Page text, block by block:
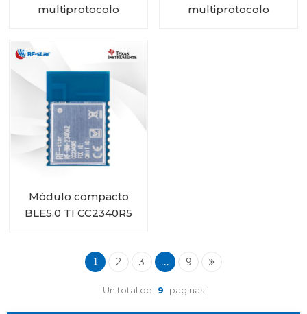
multiprotocolo
multiprotocolo
Módulo compacto
BLE5.0 TI CC2340R5
1 2 3 ... 9
Un total de 9 paginas